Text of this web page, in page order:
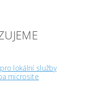
lokální služby
microsite